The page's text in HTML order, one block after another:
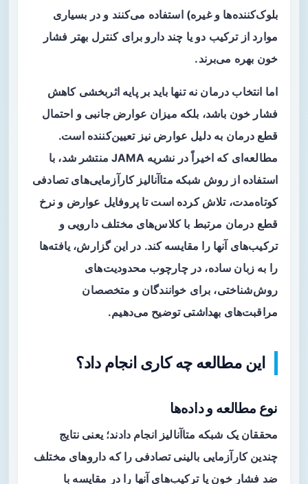
بلوک‌کننده‌ها و غیره) استفاده می‌کنند و در بسیاری
موارد از ترکیب دو یا چند دارو برای کنترل بهتر فشار
خون بهره می‌برند.
اما انتخاب درمان نه تنها باید بر پایه اثربخشی کاهش
فشار خون باشد، بلکه میزان عوارض جانبی و احتمال
قطع درمان به دلیل عوارض نیز تعیین‌کننده است.
مطالعه‌ای که اخیراً در نشریه JAMA منتشر شد، با
استفاده از روش شبکه متاآنالیز کارآزمایی‌های تصادفی
کوتاه‌مدت، تلاش کرده است تا پروفایل عوارض و نرخ
قطع درمان مرتبط با کلاس‌های مختلف دارویی و
ترکیب‌های آنها را مقایسه کند. در این گزارش، یافته‌ها
را به زبان ساده، در چارچوب محدودیت‌های
روش‌شناختی، برای خوانندگان و متخصصان
مراقبت‌های بهداشتی توضیح می‌دهیم.
این مطالعه چه کاری انجام داد؟
نوع مطالعه و داده‌ها
محققان یک شبکه متاآنالیز
انجام دادند؛ یعنی نتایج
چندین کارآزمایی بالینی تصادفی را که داروهای مختلف
ضد فشار خون یا ترکیب‌های آنها را در مقایسه با